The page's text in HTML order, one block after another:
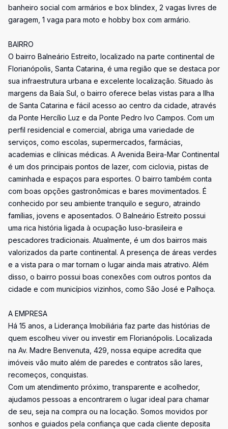
banheiro social com armários e box blindex, 2 vagas livres de
garagem, 1 vaga para moto e hobby box com armário.
BAIRRO
O bairro Balneário Estreito, localizado na parte continental de
Florianópolis, Santa Catarina, é uma região que se destaca por
sua infraestrutura urbana e excelente localização. Situado às
margens da Baía Sul, o bairro oferece belas vistas para a Ilha
de Santa Catarina e fácil acesso ao centro da cidade, através
da Ponte Hercílio Luz e da Ponte Pedro Ivo Campos. Com um
perfil residencial e comercial, abriga uma variedade de
serviços, como escolas, supermercados, farmácias,
academias e clínicas médicas. A Avenida Beira-Mar Continental
é um dos principais pontos de lazer, com ciclovia, pistas de
caminhada e espaços para esportes. O bairro também conta
com boas opções gastronômicas e bares movimentados. É
conhecido por seu ambiente tranquilo e seguro, atraindo
famílias, jovens e aposentados. O Balneário Estreito possui
uma rica história ligada à ocupação luso-brasileira e
pescadores tradicionais. Atualmente, é um dos bairros mais
valorizados da parte continental. A presença de áreas verdes
e a vista para o mar tornam o lugar ainda mais atrativo. Além
disso, o bairro possui boas conexões com outros pontos da
cidade e com municípios vizinhos, como São José e Palhoça.
A EMPRESA
Há 15 anos, a Liderança Imobiliária faz parte das histórias de
quem escolheu viver ou investir em Florianópolis. Localizada
na Av. Madre Benvenuta, 429, nossa equipe acredita que
imóveis vão muito além de paredes e contratos são lares,
recomeços, conquistas.
Com um atendimento próximo, transparente e acolhedor,
ajudamos pessoas a encontrarem o lugar ideal para chamar
de seu, seja na compra ou na locação. Somos movidos por
sonhos e guiados pela confiança que cada cliente deposita